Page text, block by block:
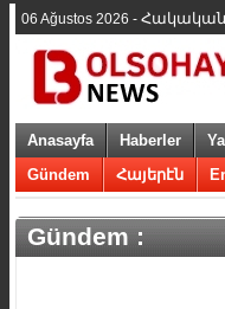
06 Ağustos 2026 - Հակական
Anasayfa Haberler
Gündem
Հայերէն
Gündem :